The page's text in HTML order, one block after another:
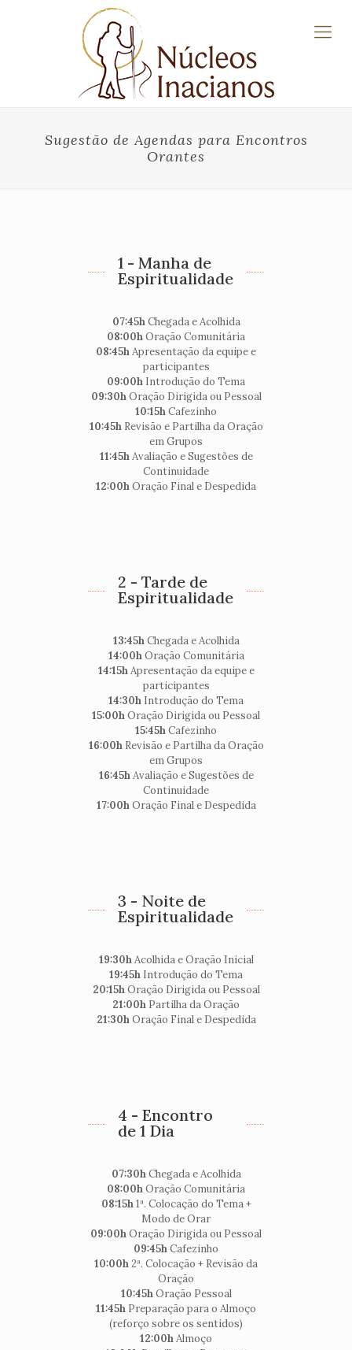
Sugestão de Agendas para Encontros
Orantes
1 - Manha de
Espiritualidade
07:45hChegada e Acolhida
08:00hOração Comunitária
08:45hApresentação da equipe e
participantes
09:00h Introdução do Tema
09:30hOração Dirigida ou Pessoal
10:15hCafezinho
10:45hRevisão e Partilha da Oração
em Grupos
11:45hAvaliação e Sugestões de
Continuidade
12:00hOração Final e Despedida
2 - Tarde de
Espiritualidade
13:45hChegada e Acolhida
14:00hOração Comunitária
14:15hApresentação da equipe e
participantes
14:30h Introdução do Tema
15:00hOração Dirigida ou Pessoal
15:45hCafezinho
16:00hRevisão e Partilha da Oração
em Grupos
16:45hAvaliação e Sugestões de
Continuidade
17:00hOração Final e Despedida
3 - Noite de
Espiritualidade
19:30hAcolhida e Oração Inicial
19:45h Introdução do Tema
20:15hOração Dirigida ou Pessoal
21:00h Partilha da Oração
21:30hOração Final e Despedida
4 - Encontro
de 1 Dia
07:30hChegada e Acolhida
08:00hOração Comunitária
08:15h1ª. Colocação do Tema +
Modo de Orar
09:00hOração Dirigida ou Pessoal
09:45hCafezinho
10:00h2ª. Colocação + Revisão da
Oração
10:45hOração Pessoal
11:45h Preparação para o Almoço
(reforço sobre os sentidos)
12:00hAlmoço